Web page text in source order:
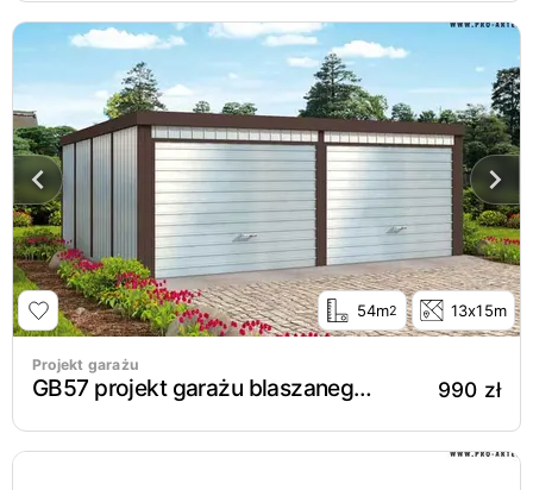
54m2 13x15m
Projekt garażu
GB57 projekt garażu blaszanego dwustanowiskowego 990 zł